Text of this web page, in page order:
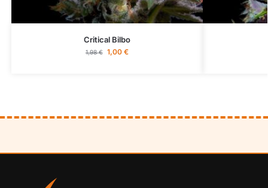
Critical Bilbo
1,98€ 1,00 €